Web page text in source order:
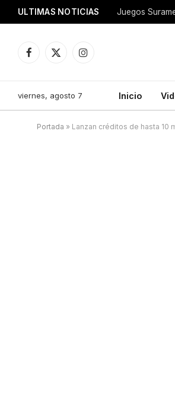
ULTIMAS NOTICIAS Juegos
Facebook
X
Instagram
viernes, agosto 7 Inicio
Portada » Lanzan créditos de hasta 10